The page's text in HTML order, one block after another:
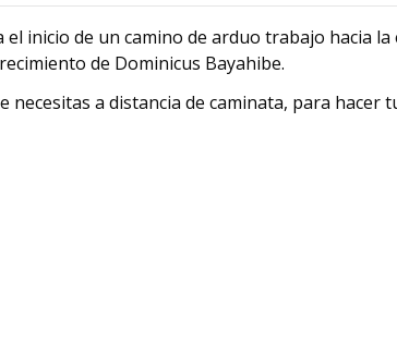
el inicio de un camino de arduo trabajo hacia
de Dominicus Bayahibe.
necesitas a distancia de caminata, para hacer